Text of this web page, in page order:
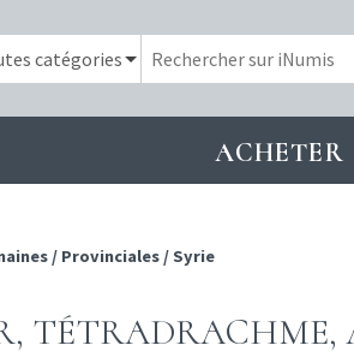
ACHETER
/ Provinciales / Syrie
TÉTRADRACHME,